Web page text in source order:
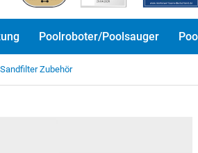
Poolroboter/Poolsauger
Sandfilter Zubehör